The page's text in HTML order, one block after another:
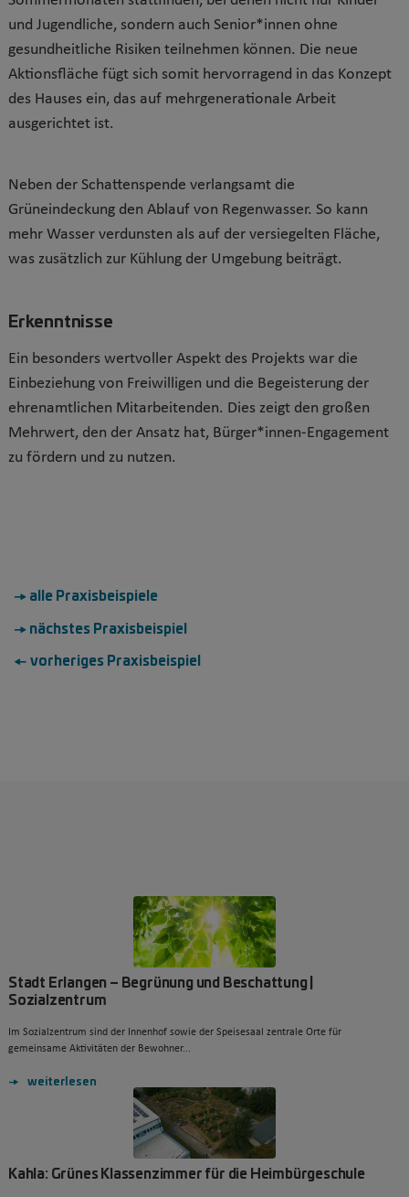
und Jugendliche, sondern auch Senior*innen ohne
gesundheitliche Risiken teilnehmen können. Die neue
Aktionsfläche fügt sich somit hervorragend in das Konzept
des Hauses ein, das auf mehrgenerationale Arbeit
ausgerichtet ist.
Neben der Schattenspende verlangsamt die
Grüneindeckung den Ablauf von Regenwasser. So kann
mehr Wasser verdunsten als auf der versiegelten Fläche,
was zusätzlich zur Kühlung der Umgebung beiträgt.
Erkenntnisse
Ein besonders wertvoller Aspekt des Projekts war die
Einbeziehung von Freiwilligen und die Begeisterung der
ehrenamtlichen Mitarbeitenden. Dies zeigt den großen
Mehrwert, den der Ansatz hat, Bürger*innen-Engagement
zu fördern und zu nutzen.
→ alle Praxisbeispiele
→ nächstes Praxisbeispiel
← vorheriges Praxisbeispiel
Stadt Erlangen – Begrünung und Beschattung |
Sozialzentrum
Im Sozialzentrum sind der Innenhof sowie der Speisesaal zentrale Orte für
gemeinsame Aktivitäten der Bewohner...
weiterlesen
Kahla: Grünes Klassenzimmer für die Heimbürgeschule